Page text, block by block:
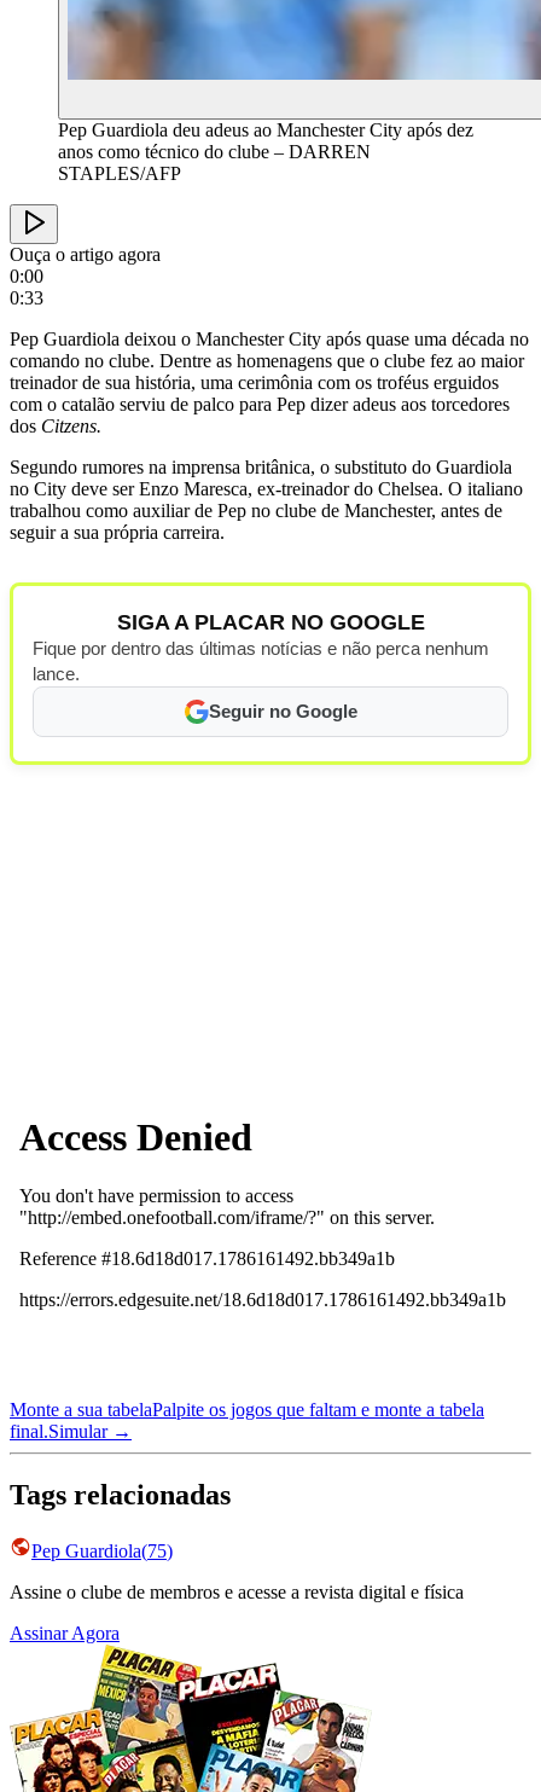
Pep Guardiola deu adeus ao Manchester City após dez
anos como técnico do clube – DARREN
STAPLES/AFP
Ouça o artigo agora
0:00
0:33
Pep Guardiola deixou o Manchester City após quase uma década no
comando no clube. Dentre as homenagens que o clube fez ao maior
treinador de sua história, uma cerimônia com os troféus erguidos
com o catalão serviu de palco para Pep dizer adeus aos torcedores
dos Citzens.
Segundo rumores na imprensa britânica, o substituto do Guardiola
no City deve ser Enzo Maresca, ex-treinador do Chelsea. O italiano
trabalhou como auxiliar de Pep no clube de Manchester, antes de
seguir a sua própria carreira.
SIGA A PLACAR NO GOOGLE
Fique por dentro das últimas notícias e não perca nenhum
lance.
Seguir no Google
Monte a sua tabelaPalpite os jogos que faltam e monte a tabela
final.Simular →
Tags relacionadas
Pep Guardiola(75)
Assine o clube de membros e acesse a revista digital e física
Assinar Agora